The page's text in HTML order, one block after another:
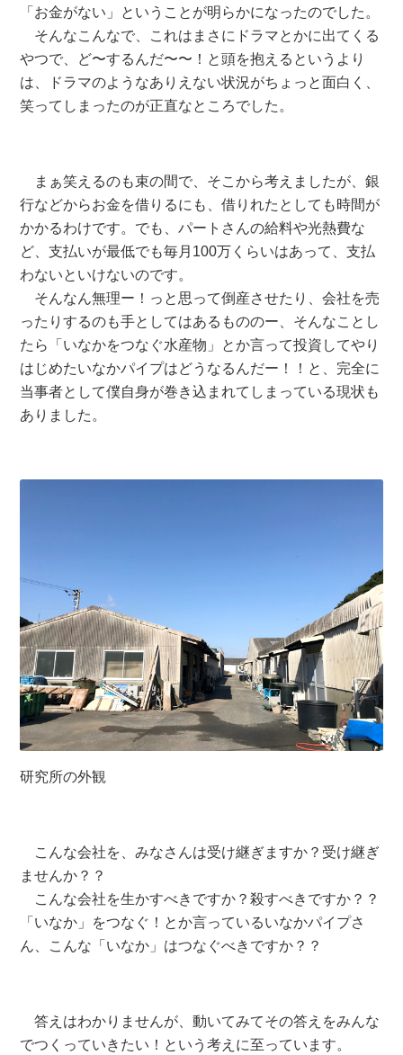
「お金がない」ということが明らかになったのでした。
そんなこんなで、これはまさにドラマとかに出てくる
やつで、ど〜するんだ〜〜！と頭を抱えるというより
は、ドラマのようなありえない状況がちょっと面白く、
笑ってしまったのが正直なところでした。
まぁ笑えるのも束の間で、そこから考えましたが、銀
行などからお金を借りるにも、借りれたとしても時間が
かかるわけです。でも、パートさんの給料や光熱費な
ど、支払いが最低でも毎月100万くらいはあって、支払
わないといけないのです。
そんなん無理ー！っと思って倒産させたり、会社を売
ったりするのも手としてはあるもののー、そんなことし
たら「いなかをつなぐ水産物」とか言って投資してやり
はじめたいなかパイプはどうなるんだー！！と、完全に
当事者として僕自身が巻き込まれてしまっている現状も
ありました。
研究所の外観
こんな会社を、みなさんは受け継ぎますか？受け継ぎ
ませんか？？
こんな会社を生かすべきですか？殺すべきですか？？
「いなか」をつなぐ！とか言っているいなかパイプさ
ん、こんな「いなか」はつなぐべきですか？？
答えはわかりませんが、動いてみてその答えをみんな
でつくっていきたい！という考えに至っています。